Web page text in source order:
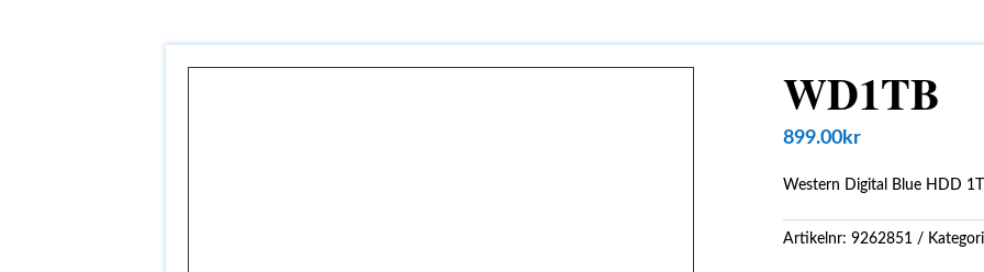
WD1TB
899.00kr
Western Digital Blue HDD
Artikelnr: 9262851